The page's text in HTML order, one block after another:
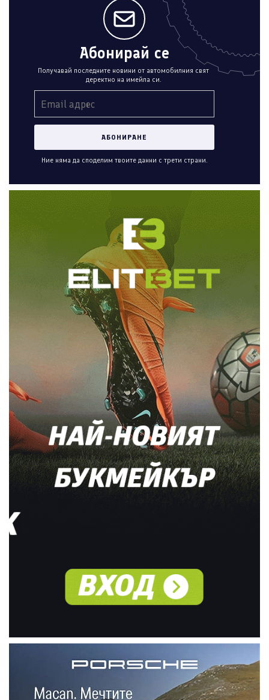
Абонирай се
Получавай последните новини от автомобилния свят
деректно на имейла си.
Ние няма да споделим твоите данни с трети страни.